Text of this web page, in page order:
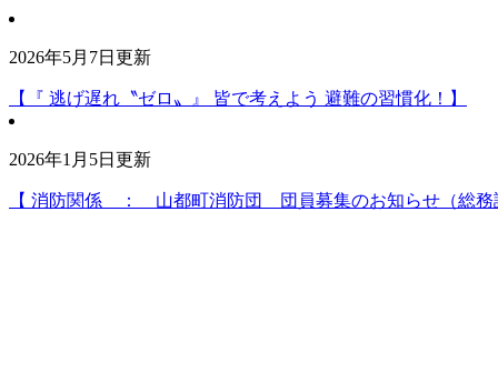
2026年5月7日更新
【『 逃げ遅れ〝ゼロ〟』 皆で考えよう 避難の習慣化！】
2026年1月5日更新
【 消防関係 ： 山都町消防団 団員募集のお知らせ（総務